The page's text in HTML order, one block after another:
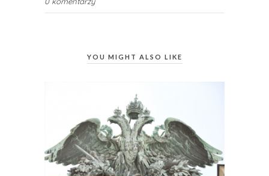
YOU MIGHT ALSO LIKE